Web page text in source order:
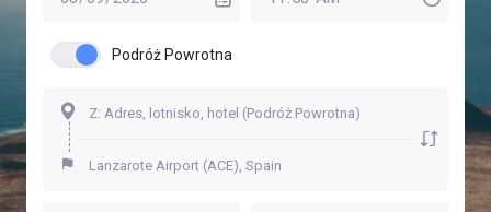
Podróż Powrotna